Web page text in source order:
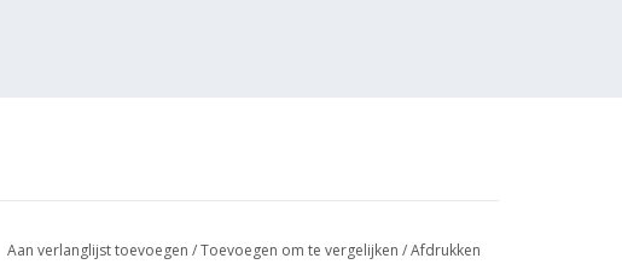
met modelmaten en enkele aanzichten en
Aan verlanglijst toevoegen /Toevoegen om te vergelijken /Afdrukken